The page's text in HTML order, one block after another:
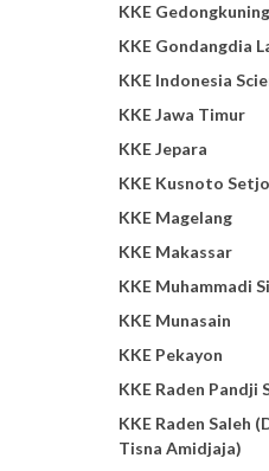
KKE Gedongkuning
KKE Gondangdia
KKE Indonesia
KKE Jawa Timur
KKE Jepara
KKE Kusnoto
KKE Magelang
KKE Makassar
KKE Muhammadi
KKE Munasain
KKE Pekayon
KKE Raden Pandji
KKE Raden Saleh
Tisna Amidjaja)